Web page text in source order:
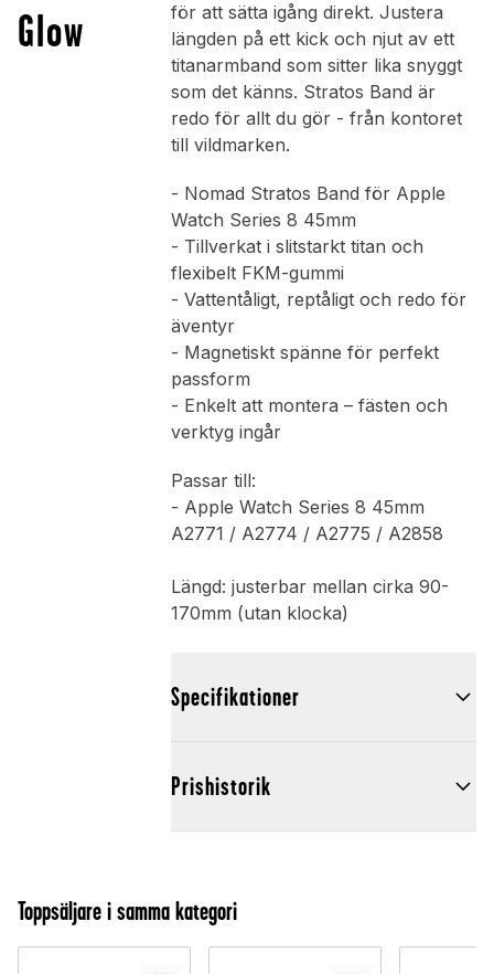
Glow
för att sätta igång direkt. Justera
längden på ett kick och njut av ett
titanarmband som sitter lika snyggt
som det känns. Stratos Band är
redo för allt du gör - från kontoret
till vildmarken.
- Nomad Stratos Band för Apple
Watch Series 8 45mm
- Tillverkat i slitstarkt titan och
flexibelt FKM-gummi
- Vattentåligt, reptåligt och redo för
äventyr
- Magnetiskt spänne för perfekt
passform
- Enkelt att montera – fästen och
verktyg ingår
Passar till:
- Apple Watch Series 8 45mm
A2771 / A2774 / A2775 / A2858
Längd: justerbar mellan cirka 90-
170mm (utan klocka)
Specifikationer
Prishistorik
Toppsäljare i samma kategori